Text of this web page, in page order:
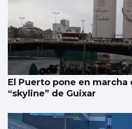
El Puerto pone en marcha
“skyline” de Guixar